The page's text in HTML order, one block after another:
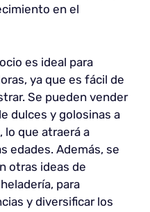
en el
es ideal para
ya que es fácil de
Se pueden vender
dulces y golosinas a
lo que atraerá a
edades. Además, se
otras ideas de
para
y diversificar los